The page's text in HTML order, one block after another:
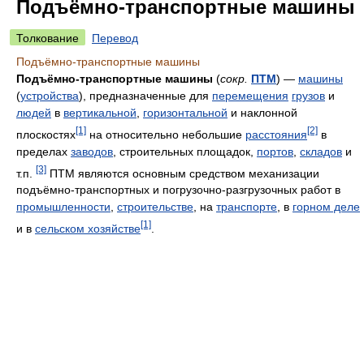
Подъёмно-транспортные машины
Толкование
Перевод
Подъёмно-транспортные машины
Подъёмно-транспортные машины (сокр. ПТМ) — машины
(устройства), предназначенные для перемещения грузов и
людей в вертикальной горизонтальной и наклонной
плоскостях[1] на относительно небольшие расстояния[2] в
пределах заводов , строительных площадок, портов складов и
т.п.
[3] ПТМ являются основным средством механизации
подъёмно-транспортных и погрузочно-разгрузочных работ в
промышленности, строительстве, на транспорте, в горном деле
и в сельском хозяйстве[1]